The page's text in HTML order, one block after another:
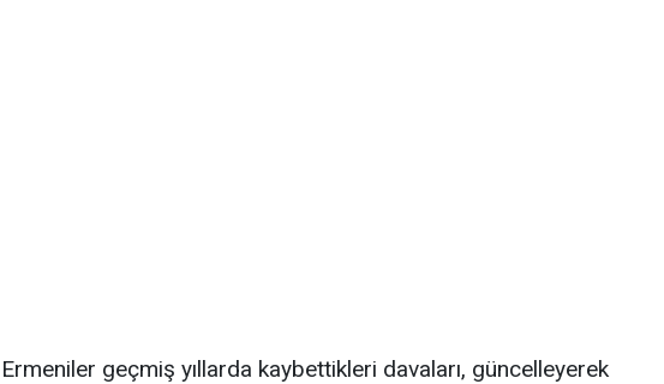
Ermeniler geçmiş yıllarda kaybettikleri davaları, güncelleyerek